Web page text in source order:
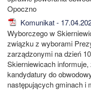
Opoczno
Komunikat -
Wyborczego w
związku z wyborami
zarządzonymi na dzień
Skierniewicach
kandydatury do
następujących gminach i